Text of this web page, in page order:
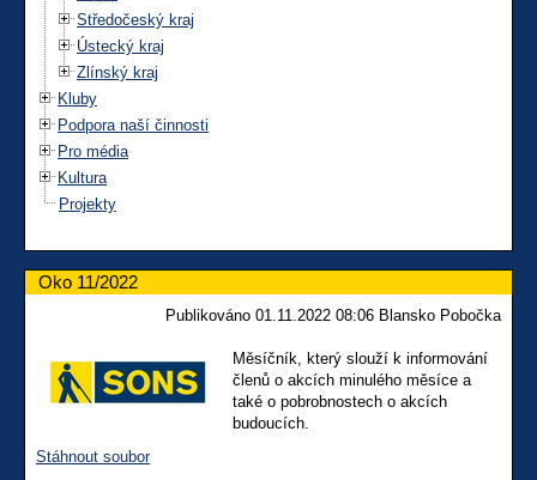
Středočeský kraj
Ústecký kraj
Zlínský kraj
Kluby
Podpora naší činnosti
Pro média
Kultura
Projekty
Oko 11/2022
Publikováno 01.11.2022 08:06 Blansko Pobočka
Měsíčník, který slouží k informování
členů o akcích minulého měsíce a
také o pobrobnostech o akcích
budoucích.
Stáhnout soubor